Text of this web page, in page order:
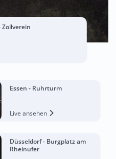
Zollverein
Essen - Ruhrturm
Live ansehen
Düsseldorf - Burgplatz am
Rheinufer